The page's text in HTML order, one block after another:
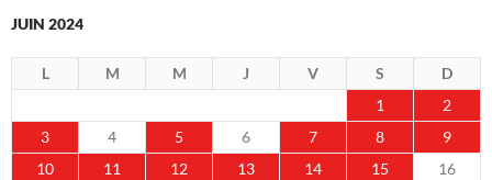
JUIN 2024
L M M J V S
D
1
2
3
4 5 6 7 8
9
10
11 12 13 14 15
16